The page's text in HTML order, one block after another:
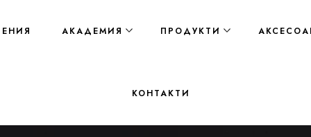
АКАДЕМИЯ ПРОДУКТИ
КОНТАКТИ